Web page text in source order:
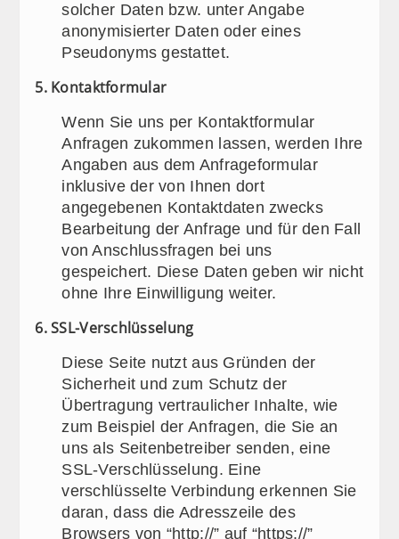
solcher Daten bzw. unter Angabe
anonymisierter Daten oder eines
Pseudonyms gestattet.
5. Kontaktformular
Wenn Sie uns per Kontaktformular
Anfragen zukommen lassen, werden Ihre
Angaben aus dem Anfrageformular
inklusive der von Ihnen dort
angegebenen Kontaktdaten zwecks
Bearbeitung der Anfrage und für den Fall
von Anschlussfragen bei uns
gespeichert. Diese Daten geben wir nicht
ohne Ihre Einwilligung weiter.
6. SSL-Verschlüsselung
Diese Seite nutzt aus Gründen der
Sicherheit und zum Schutz der
Übertragung vertraulicher Inhalte, wie
zum Beispiel der Anfragen, die Sie an
uns als Seitenbetreiber senden, eine
SSL-Verschlüsselung. Eine
verschlüsselte Verbindung erkennen Sie
daran, dass die Adresszeile des
Browsers von “http://” auf “https://”